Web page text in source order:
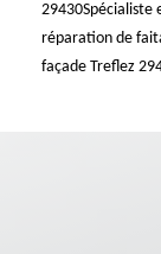
29430Spécialiste
réparation de
façade Treflez